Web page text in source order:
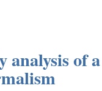
of